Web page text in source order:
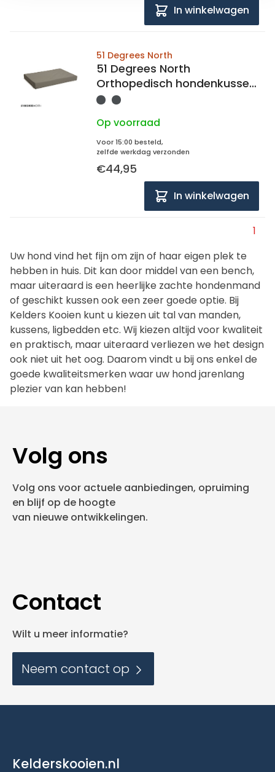
In winkelwagen
51 Degrees North
51 Degrees North
Orthopedisch hondenkussen
51 storm 73x45x5
Op voorraad
Voor 15:00 besteld,
zelfde werkdag verzonden
€44,95
In winkelwagen
1
Uw hond vind het fijn om zijn of haar eigen plek te
hebben in huis. Dit kan door middel van een bench,
maar uiteraard is een heerlijke zachte hondenmand
of geschikt kussen ook een zeer goede optie. Bij
Kelders Kooien kunt u kiezen uit tal van manden,
kussens, ligbedden etc. Wij kiezen altijd voor kwaliteit
en praktisch, maar uiteraard verliezen we het design
ook niet uit het oog. Daarom vindt u bij ons enkel de
goede kwaliteitsmerken waar uw hond jarenlang
plezier van kan hebben!
Volg ons
Volg ons voor actuele aanbiedingen, opruiming
en blijf op de hoogte
van nieuwe ontwikkelingen.
Contact
Wilt u meer informatie?
Neem contact op
Kelderskooien.nl